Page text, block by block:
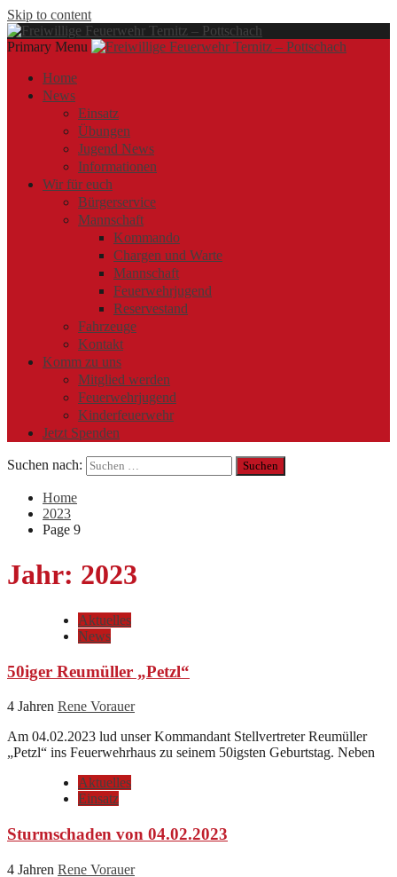
Skip to content
Primary Menu
Freiwillige Feuerwehr Ternitz – Pottschach
Home
News
Einsatz
Übungen
Jugend News
Informationen
Wir für euch
Bürgerservice
Mannschaft
Kommando
Chargen und Warte
Mannschaft
Feuerwehrjugend
Reservestand
Fahrzeuge
Kontakt
Komm zu uns
Mitglied werden
Feuerwehrjugend
Kinderfeuerwehr
Jetzt Spenden
Suchen nach:
Home
2023
Page 9
Jahr: 2023
Aktuelles
News
50iger Reumüller „Petzl“
4 Jahren Rene Vorauer
Am 04.02.2023 lud unser Kommandant Stellvertreter Reumüller
„Petzl“ ins Feuerwehrhaus zu seinem 50igsten Geburtstag. Neben
Aktuelles
Einsatz
Sturmschaden von 04.02.2023
4 Jahren Rene Vorauer